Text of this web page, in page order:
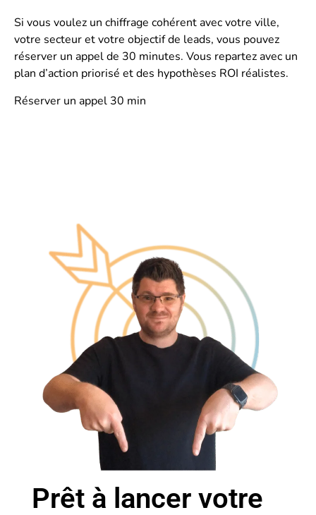
Si vous voulez un chiffrage cohérent avec votre ville,
votre secteur et votre objectif de leads, vous pouvez
réserver un appel de 30 minutes. Vous repartez avec un
plan d’action priorisé et des hypothèses ROI réalistes.
Réserver un appel 30 min
Prêt à lancer votre